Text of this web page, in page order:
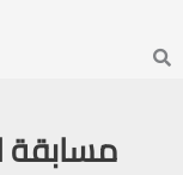
Search
مسابقة